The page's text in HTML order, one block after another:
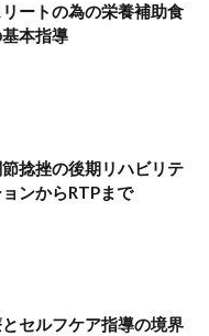
ートの為の栄養補助食
本指導
節捻挫の後期リハビリテ
ンからRTPまで
セルフケア指導の境界